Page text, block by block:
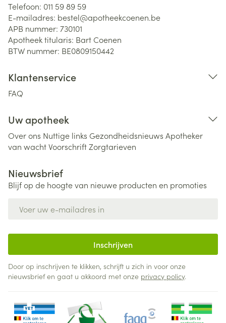
Telefoon: 011 59 89 59
E-mailadres: bestel@apotheekcoenen.be
APB nummer: 730101
Apotheek titularis: Bart Coenen
BTW nummer: BE0809150442
Klantenservice
FAQ
Uw apotheek
Over ons Nuttige links Gezondheidsnieuws Apotheker
van wachtVoorschriftZorgtarieven
Nieuwsbrief
Blijf op de hoogte van nieuwe producten en promoties
Inschrijven
Door op inschrijven te klikken, schrijft u zich in voor onze
nieuwsbrief en gaat u akkoord met onze privacy policy.